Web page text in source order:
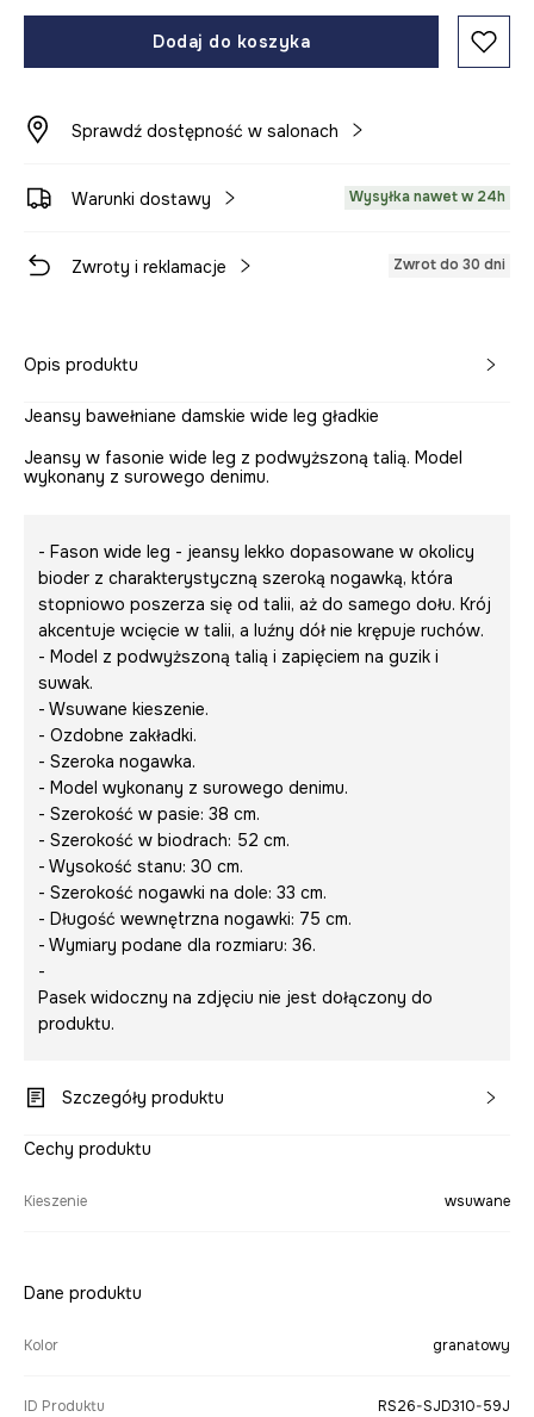
Dodaj do koszyka
Sprawdź dostępność w salonach
Warunki dostawy Wysyłka nawet w 24h
Zwroty i reklamacje Zwrot do 30 dni
Opis produktu
Jeansy bawełniane damskie wide leg gładkie
Jeansy w fasonie wide leg z podwyższoną talią. Model
wykonany z surowego denimu.
- Fason wide leg - jeansy lekko dopasowane w okolicy
bioder z charakterystyczną szeroką nogawką, która
stopniowo poszerza się od talii, aż do samego dołu. Krój
akcentuje wcięcie w talii, a luźny dół nie krępuje ruchów.
- Model z podwyższoną talią i zapięciem na guzik i
suwak.
- Wsuwane kieszenie.
- Ozdobne zakładki.
- Szeroka nogawka.
- Model wykonany z surowego denimu.
- Szerokość w pasie: 38 cm.
- Szerokość w biodrach: 52 cm.
- Wysokość stanu: 30 cm.
- Szerokość nogawki na dole: 33 cm.
- Długość wewnętrzna nogawki: 75 cm.
- Wymiary podane dla rozmiaru: 36.
-
Pasek widoczny na zdjęciu nie jest dołączony do
produktu.
Szczegóły produktu
Cechy produktu
Kieszenie wsuwane
Dane produktu
Kolor granatowy
ID Produktu RS26-SJD310-59J